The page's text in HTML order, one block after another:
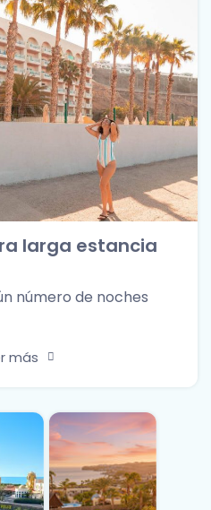
larga estancia
número de noches
más